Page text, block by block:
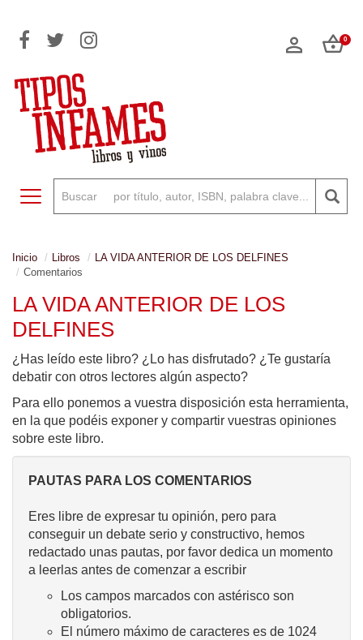
0
Toggle navigation
Inicio Libros
LA VIDA ANTERIOR DE LOS DELFINES
Comentarios
LA VIDA ANTERIOR DE LOS
DELFINES
¿Has leído este libro? ¿Lo has disfrutado? ¿Te gustaría
debatir con otros lectores algún aspecto?
Para ello ponemos a vuestra disposición esta herramienta,
en la que podéis exponer y compartir vuestras opiniones
sobre este libro.
PAUTAS PARA LOS COMENTARIOS
Eres libre de expresar tu opinión, pero para
conseguir un debate serio y constructivo, hemos
redactado unas pautas, por favor dedica un momento
a leerlas antes de comenzar a escribir
Los campos marcados con astérisco son
obligatorios.
El número máximo de caracteres es de 1024